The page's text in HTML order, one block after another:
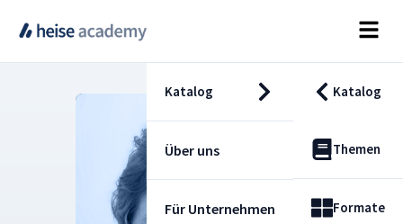
Katalog Katalog
Themen
Formate
Über uns
Für Unternehmen